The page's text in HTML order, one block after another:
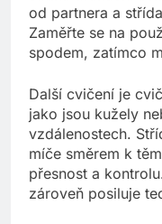
od partnera a
Zaměřte se na
spodem, zatímco
Další cvičení je
jako jsou kužely
vzdálenostech.
míče směrem k
přesnost a
zároveň posiluje